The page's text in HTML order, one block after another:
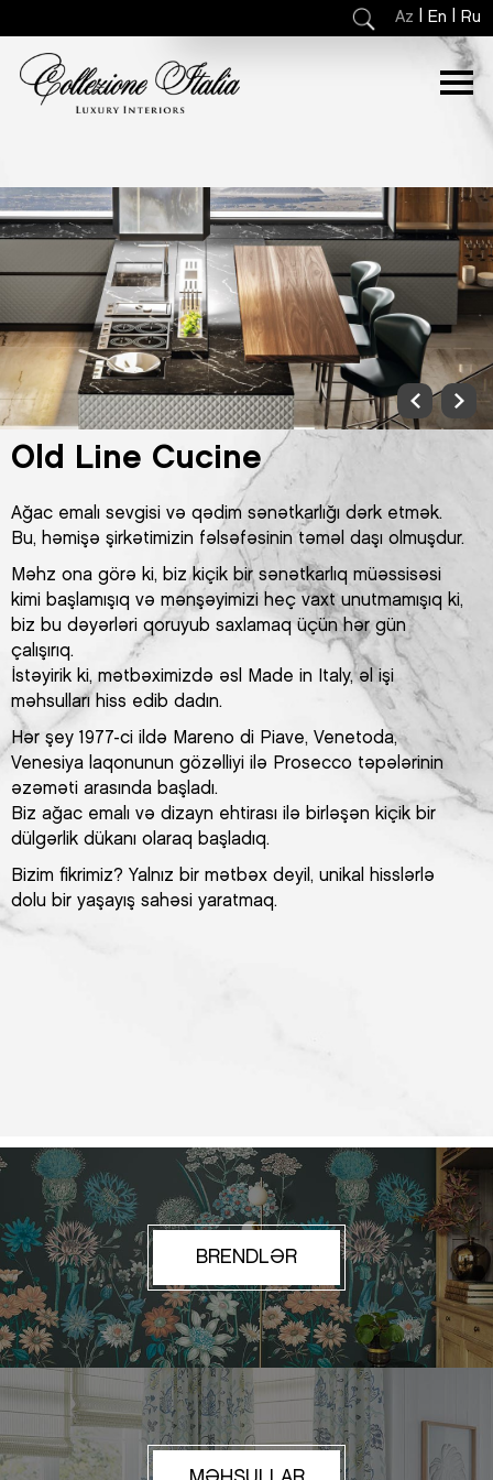
Az En Ru
Old Line Cucine
Ağac emalı sevgisi və qədim sənətkarlığı dərk etmək.
Bu, həmişə şirkətimizin fəlsəfəsinin təməl daşı olmuşdur.
Məhz ona görə ki, biz kiçik bir sənətkarlıq müəssisəsi
kimi başlamışıq və mənşəyimizi heç vaxt unutmamışıq ki,
biz bu dəyərləri qoruyub saxlamaq üçün hər gün
çalışırıq.
İstəyirik ki, mətbəximizdə əsl Made in Italy, əl işi
məhsulları hiss edib dadın.
Hər şey 1977-ci ildə Mareno di Piave, Venetoda,
Venesiya laqonunun gözəlliyi ilə Prosecco təpələrinin
əzəməti arasında başladı.
Biz ağac emalı və dizayn ehtirası ilə birləşən kiçik bir
dülgərlik dükanı olaraq başladıq.
Bizim fikrimiz? Yalnız bir mətbəx deyil, unikal hisslərlə
dolu bir yaşayış sahəsi yaratmaq.
BRENDLƏR